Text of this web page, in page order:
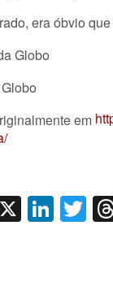
era óbvio
em
X